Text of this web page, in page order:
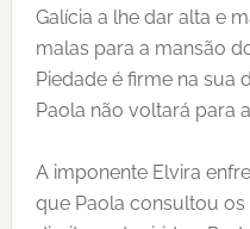
Galícia a lhe dar alta e
malas para a mansão
Piedade é firme na sua
Paola não voltará para
A imponente Elvira
que Paola consultou